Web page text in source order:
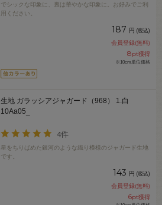
でシックな印象に、裏は華やかな印象に。お好みでご利
用ください。
187 円 (税込)
会員登録(無料)
8pt獲得
※10cm単位価格
生地 ガラッシアジャガード（968） 1.白
10Aa05_
4件
星をちりばめた銀河のような織り模様のジャガード生地
です。
143 円 (税込)
会員登録(無料)
6pt獲得